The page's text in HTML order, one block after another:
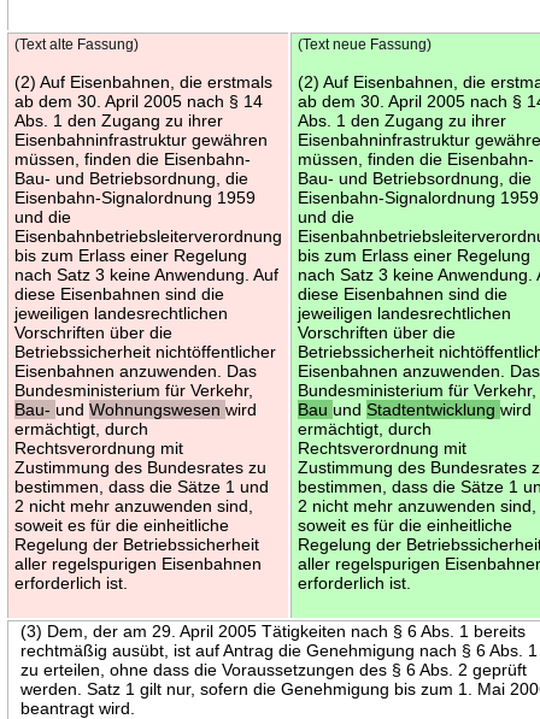
(Text alte Fassung)
(2) Auf Eisenbahnen, die erstmals
ab dem 30. April 2005 nach § 14
Abs. 1 den Zugang zu ihrer
Eisenbahninfrastruktur gewähren
müssen, finden die Eisenbahn-
Bau- und Betriebsordnung, die
Eisenbahn-Signalordnung 1959
und die
Eisenbahnbetriebsleiterverordnung
bis zum Erlass einer Regelung
nach Satz 3 keine Anwendung. Auf
diese Eisenbahnen sind die
jeweiligen landesrechtlichen
Vorschriften über die
Betriebssicherheit nichtöffentlicher
Eisenbahnen anzuwenden. Das
Bundesministerium für Verkehr,
Bau-undWohnungswesenwird
ermächtigt, durch
Rechtsverordnung mit
Zustimmung des Bundesrates zu
bestimmen, dass die Sätze 1 und
2 nicht mehr anzuwenden sind,
soweit es für die einheitliche
Regelung der Betriebssicherheit
aller regelspurigen Eisenbahnen
erforderlich ist.
(Text neue Fassung)
(2) Auf Eisenbahnen, die
ab dem 30. April 2005 nach §
Abs. 1 den Zugang zu ihrer
Eisenbahninfrastruktur
müssen, finden die Eisenbahn-
Bau- und Betriebsordnung, die
Eisenbahn-Signalordnung 1959
und die
bis zum Erlass einer Regelung
nach Satz 3 keine Anwendung.
diese Eisenbahnen sind die
jeweiligen landesrechtlichen
Vorschriften über die
Betriebssicherheit
Eisenbahnen anzuwenden. Das
Bundesministerium für Verkehr,
BauundStadtentwicklungwird
ermächtigt, durch
Rechtsverordnung mit
Zustimmung des Bundesrates
bestimmen, dass die Sätze 1
2 nicht mehr anzuwenden sind,
soweit es für die einheitliche
Regelung der
aller regelspurigen
erforderlich ist.
(3) Dem, der am 29. April 2005 Tätigkeiten nach § 6 Abs. 1 bereits
rechtmäßig ausübt, ist auf Antrag die Genehmigung nach § 6 Abs. 1
zu erteilen, ohne dass die Voraussetzungen des § 6 Abs. 2 geprüft
werden. Satz 1 gilt nur, sofern die Genehmigung bis zum 1. Mai
beantragt wird.